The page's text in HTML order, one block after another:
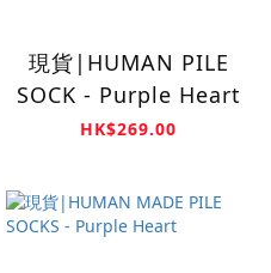
現貨|HUMAN PILE
SOCK - Purple Heart
HK$269.00